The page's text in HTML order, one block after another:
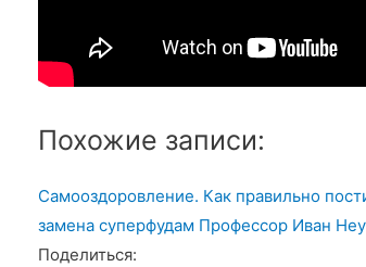
Похожие записи:
Самооздоровление. Как правильно
замена суперфудам Профессор Иван
Поделиться: